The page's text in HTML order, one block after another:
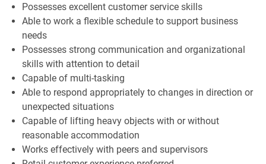
Possesses excellent customer service skills
Able to work a flexible schedule to support business
needs
Possesses strong communication and organizational
skills with attention to detail
Capable of multi-tasking
Able to respond appropriately to changes in direction or
unexpected situations
Capable of lifting heavy objects with or without
reasonable accommodation
Works effectively with peers and supervisors